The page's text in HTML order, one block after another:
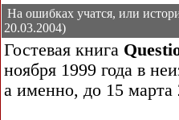
На ошибках учатся, или
20.03.2004)
Гостевая книга
ноября 1999 года в
а именно, до 15